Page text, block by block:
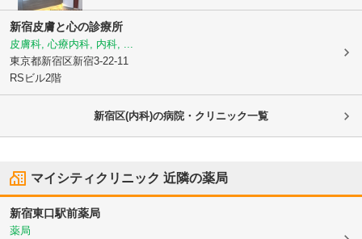
新宿皮膚と心の診療所
皮膚科, 心療内科, 内科, ...
東京都新宿区新宿3-22-11
RSビル2階
新宿区(内科)の病院・クリニック一覧
マイシティクリニック 近隣の薬局
新宿東口駅前薬局
薬局